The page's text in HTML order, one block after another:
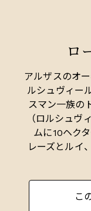
ロ
アルザスのオ
ルシュヴィー
スマン一族の
（ロルシュヴ
ムに10ヘク
レーズとルイ
ビオディナミ
使しながらブ
こ